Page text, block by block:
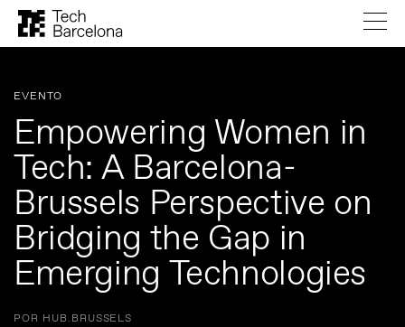
EVENTO
Empowering Women in
Tech: A Barcelona-
Brussels Perspective on
Bridging the Gap in
Emerging Technologies
POR HUB.BRUSSELS